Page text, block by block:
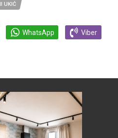
UKIĆ
WhatsApp Viber